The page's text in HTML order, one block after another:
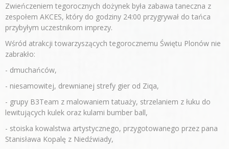
Zwieńczeniem tegorocznych dożynek była zabawa taneczna z
zespołem AKCES, który do godziny 24:00 przygrywał do tańca
przybyłym uczestnikom imprezy.
Wśród atrakcji towarzyszących tegorocznemu Świętu Plonów nie
zabrakło:
- dmuchańców,
- niesamowitej, drewnianej strefy gier od Ziqa,
- grupy B3Team z malowaniem tatuaży, strzelaniem z łuku do
lewitujących kulek oraz kulami bumber ball,
- stoiska kowalstwa artystycznego, przygotowanego przez pana
Stanisława Kopalę z Niedźwiady,